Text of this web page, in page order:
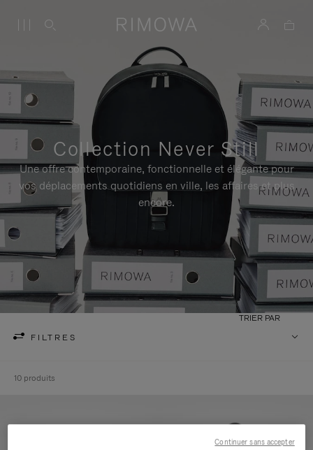
Collection Never Still
Une offre contemporaine, fonctionnelle et élégante pour
vos déplacements quotidiens en ville, les affaires et plus
encore.
FILTRES
TRIER PAR
10 produits
Continuer sans accepter